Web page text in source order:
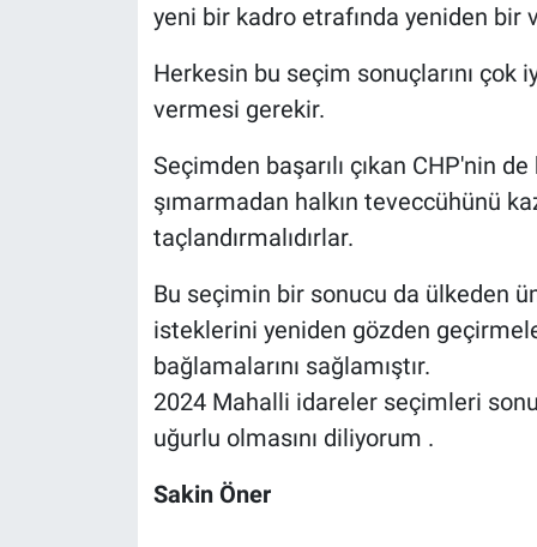
yeni bir kadro etrafında yeniden bir
Herkesin bu seçim sonuçlarını
vermesi gerekir.
Seçimden başarılı çıkan CHP'nin
şımarmadan halkın teveccühünü
taçlandırmalıdırlar.
Bu seçimin bir sonucu da ülkeden
isteklerini yeniden gözden
bağlamalarını sağlamıştır.
2024 Mahalli idareler seçimleri
uğurlu olmasını diliyorum .
Sakin Öner